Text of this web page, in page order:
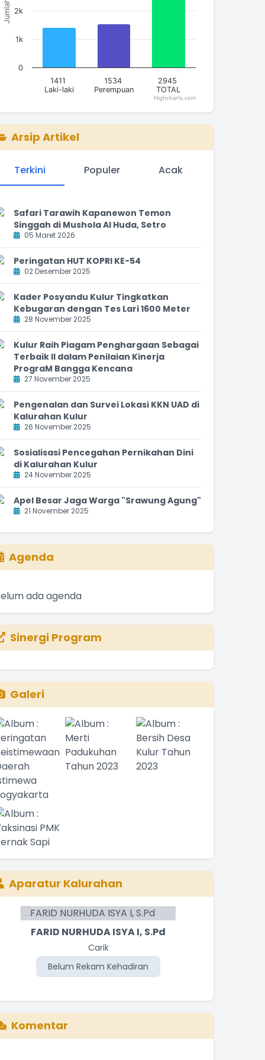
Jumlah
1411
Laki-laki
1534
Perempuan
2945
TOTAL
0
1k
2k
Highcharts.com
Arsip Artikel
Terkini Populer Acak
Safari Tarawih Kapanewon Temon
Singgah di Mushola Al Huda, Setro
05 Maret 2026
Peringatan HUT KOPRI KE-54
02 Desember 2025
Kader Posyandu Kulur Tingkatkan
Kebugaran dengan Tes Lari 1600 Meter
28 November 2025
Kulur Raih Piagam Penghargaan Sebagai
Terbaik II dalam Penilaian Kinerja
PrograM Bangga Kencana
27 November 2025
Pengenalan dan Survei Lokasi KKN UAD di
Kalurahan Kulur
26 November 2025
Sosialisasi Pencegahan Pernikahan Dini
di Kalurahan Kulur
24 November 2025
Apel Besar Jaga Warga "Srawung Agung"
21 November 2025
Agenda
ada agenda
Sinergi Program
Galeri
Aparatur Kalurahan
FARID NURHUDA ISYA I, S.Pd
Carik
Belum Rekam Kehadiran
Komentar